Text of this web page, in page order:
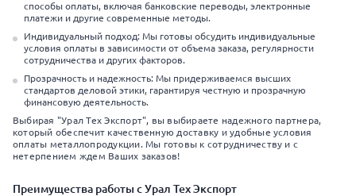
способы оплаты, включая банковские переводы, электронные
платежи и другие современные методы.
Индивидуальный подход: Мы готовы обсудить индивидуальные
условия оплаты в зависимости от объема заказа, регулярности
сотрудничества и других факторов.
Прозрачность и надежность: Мы придерживаемся высших
стандартов деловой этики, гарантируя честную и прозрачную
финансовую деятельность.
Выбирая "Урал Тех Экспорт", вы выбираете надежного партнера,
который обеспечит качественную доставку и удобные условия
оплаты металлопродукции. Мы готовы к сотрудничеству и с
нетерпением ждем Ваших заказов!
Преимущества работы с Урал Тех Экспорт